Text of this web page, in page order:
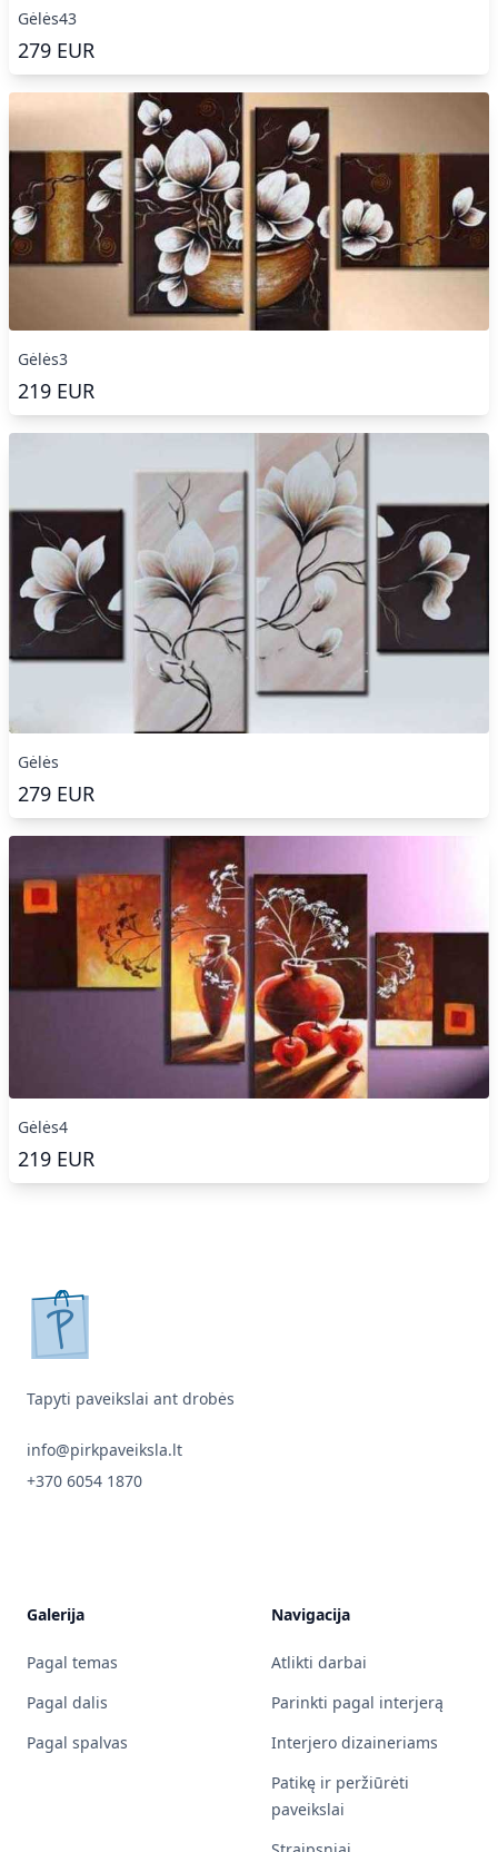
Gėlės43
279 EUR
Gėlės3
219 EUR
Gėlės
279 EUR
Gėlės4
219 EUR
pirkpaveiksla.lt
Tapyti paveikslai ant drobės
info@pirkpaveiksla.lt
+370 6054 1870
Galerija
Pagal temas
Pagal dalis
Pagal spalvas
Navigacija
Atlikti darbai
Parinkti pagal interjerą
Interjero dizaineriams
Patikę ir peržiūrėti
paveikslai